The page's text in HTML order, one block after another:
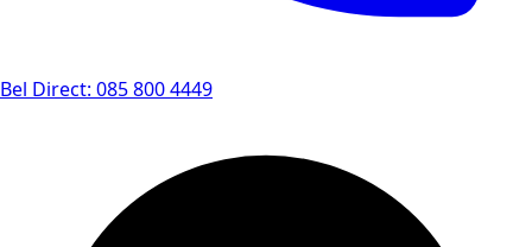
Bel Direct: 085 800 4449